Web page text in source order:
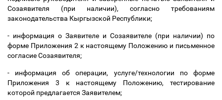
Созаявителя (при наличии), согласно требованиям
законодательства Кыргызской Республики;
- информация о Заявителе и Созаявителе (при наличии) по
форме Приложения 2 к настоящему Положению и письменное
согласие Созаявителя;
- информация об операции, услуге/технологии по форме
Приложения 3 к настоящему Положению, тестирование
которой предлагается Заявителем;